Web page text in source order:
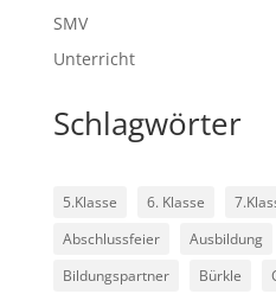
SMV
Unterricht
Schlagwörter
5.Klasse 6. Klasse
Abschlussfeier
Ausbildung
Bildungspartner
Bürkle